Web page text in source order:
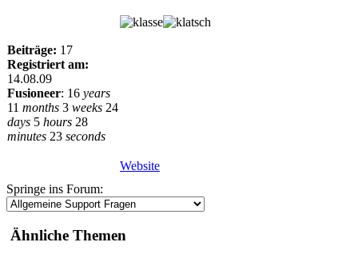
Beiträge: 17
Registriert am:
14.08.09
Fusioneer: 16 years
11 months 3 weeks 24
days 5 hours 28
minutes 23 seconds
Website
Springe ins Forum:
Ähnliche Themen